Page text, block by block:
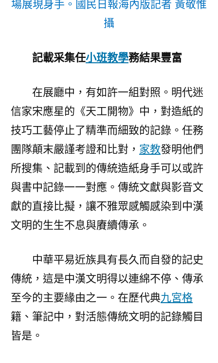
場展現身手。國民日報海內版記者 黃敬惟
攝
記載采集任小班教學務結果豐富
在展廳中，有如許一組對照。明代迷
信家宋應星的《天工開物》中，對造紙的
技巧工藝停止了精準而細致的記錄。任務
團隊顛末嚴謹考證和比對， 家教發明他們
所搜集、記載到的傳統造紙身手可以或許
與書中記錄一一對應。傳統文獻與影音文
獻的直接比擬，讓不雅眾感觸感染到中漢
文明的生生不息與賡續傳承。
中華平易近族具有長久而自發的記史
傳統，這是中漢文明得以連綿不停、傳承
至今的主要緣由之一。在歷代典九宮格
籍、筆記中，對活態傳統文明的記錄觸目
皆是。